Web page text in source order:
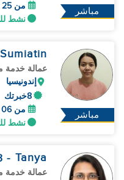
مباشر
من 25 Aug 2026 | دوام كامل
نشط
مباشر
Sumiatin
عمالة خدمة
إندونيسيا
8خبرتك
من 06 Oct 2026 | دوام كامل
نشط
Tanya
- 23
عمالة خدمة